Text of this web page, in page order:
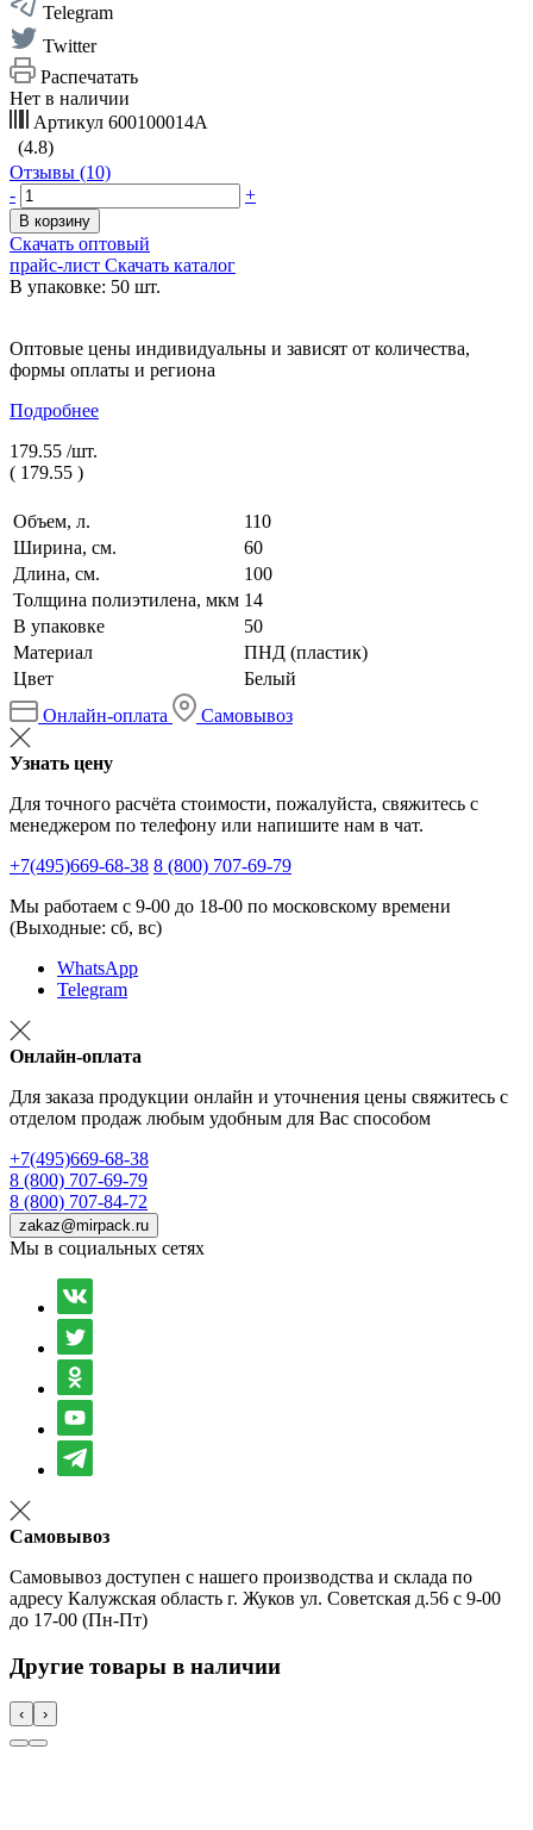
Telegram
Twitter
Распечатать
Нет в наличии
Артикул 600100014А
(4.8)
Отзывы (10)
-
+
В корзину
Скачать оптовый
прайс-лист Скачать каталог
В упаковке: 50 шт.
Оптовые цены индивидуальны и зависят от количества,
формы оплаты и региона
Подробнее
179.55 /шт.
( 179.55 )
Объем, л.
110
Ширина, см.
60
Длина, см.
100
Толщина полиэтилена, мкм 14
В упаковке
50
Материал
ПНД (пластик)
Цвет
Белый
Онлайн-оплата
Самовывоз
Узнать цену
Для точного расчёта стоимости, пожалуйста, свяжитесь с
менеджером по телефону или напишите нам в чат.
+7(495)669-68-38 8 (800) 707-69-79
Мы работаем с 9-00 до 18-00 по московскому времени
(Выходные: сб, вс)
WhatsApp
Telegram
Онлайн-оплата
Для заказа продукции онлайн и уточнения цены свяжитесь с
отделом продаж любым удобным для Вас способом
+7(495)669-68-38
8 (800) 707-69-79
8 (800) 707-84-72
zakaz@mirpack.ru
Мы в социальных сетях
Самовывоз
Самовывоз доступен с нашего производства и склада по
адресу Калужская область г. Жуков ул. Советская д.56 с 9-00
до 17-00 (Пн-Пт)
Другие товары в наличии
‹ ›